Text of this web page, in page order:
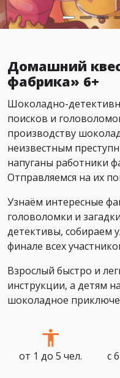
Домашний
фабрика» 6+
Шоколадно-
поисков и
производству
неизвестным
напуганы работники
Отправляемся на их
Узнаём интересные
головоломки и
детективы, собираем
финале всех
Взрослый быстро и
инструкции, а детям
шоколадное
от 1 до 5 чел. с